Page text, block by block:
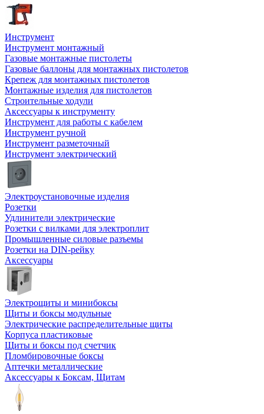
Инструмент
Инструмент монтажный
Газовые монтажные пистолеты
Газовые баллоны для монтажных пистолетов
Крепеж для монтажных пистолетов
Монтажные изделия для пистолетов
Строительные ходули
Аксессуары к инструменту
Инструмент для работы с кабелем
Инструмент ручной
Инструмент разметочный
Инструмент электрический
Электроустановочные изделия
Розетки
Удлинители электрические
Розетки с вилками для электроплит
Промышленные силовые разъемы
Розетки на DIN-рейку
Аксессуары
Электрощиты и минибоксы
Щиты и боксы модульные
Электрические распределительные щиты
Корпуса пластиковые
Щиты и боксы под счетчик
Пломбировочные боксы
Аптечки металлические
Аксессуары к Боксам, Щитам